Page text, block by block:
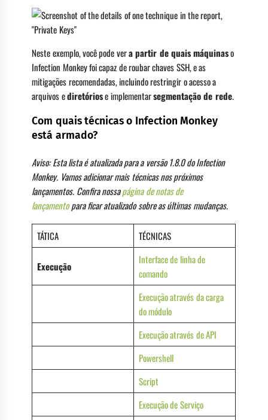
Neste exemplo, você pode vera partir de quais máquinaso
Infection Monkey foi capaz de roubar chaves SSH, e as
mitigações recomendadas, incluindo restringir o acesso a
arquivos ediretóriose implementarsegmentação de rede.
Com quais técnicas o Infection Monkey
está armado?
Aviso: Esta lista é atualizada para a versão 1.8.0 do Infection
Monkey. Vamos adicionar mais técnicas nos próximos
lançamentos. Confira nossapágina de notas de
lançamentopara ficar atualizado sobre as últimas mudanças.
TÁTICA TÉCNICAS
Execução
Interface de linha de
comando
Execução através da carga
do módulo
Execução através de API
Powershell
Script
Execução de Serviço